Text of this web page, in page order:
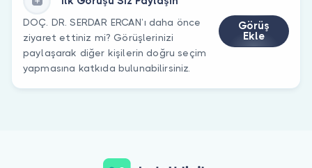
DOÇ. DR. SERDAR ERCAN’ı daha önce
ziyaret ettiniz mi? Görüşlerinizi
paylaşarak diğer kişilerin doğru seçim
yapmasına katkıda bulunabilirsiniz.
Görüş
Ekle